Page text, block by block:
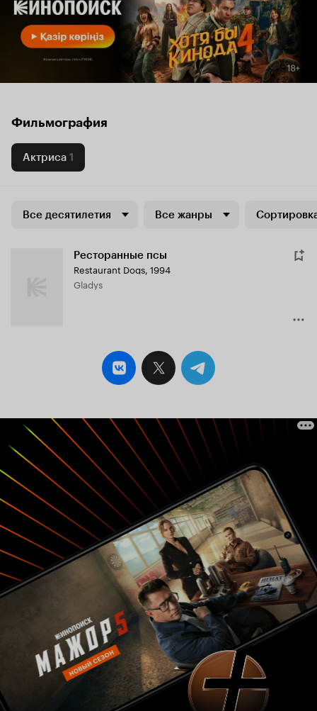
Фильмография
Актриса 1
Все десятилетия Все жанры
Ресторанные псы
Restaurant Dogs, 1994
Gladys